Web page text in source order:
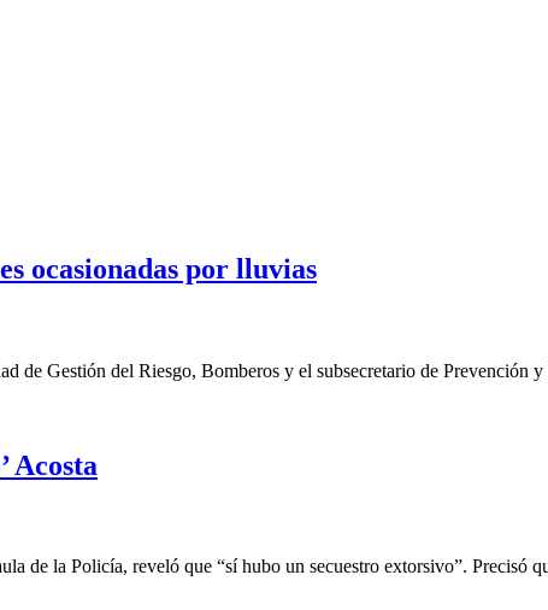
ocasionadas por lluvias
Gestión del Riesgo, Bomberos y el subsecretario de Prevención y
Acosta
la Policía, reveló que “sí hubo un secuestro extorsivo”. Precisó